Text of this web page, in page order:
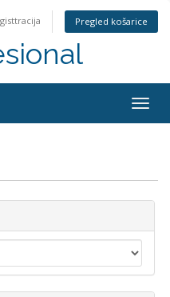
Pregled košarice